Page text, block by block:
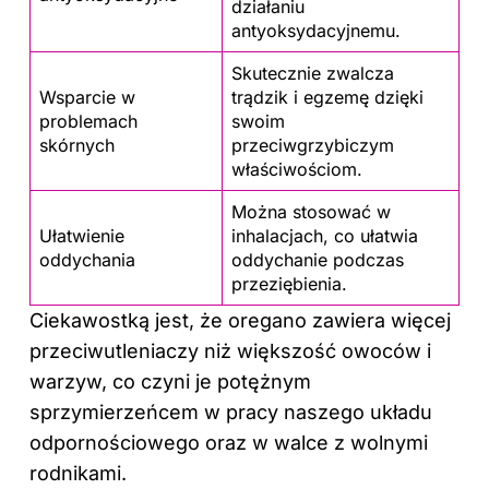
działaniu
antyoksydacyjnemu.
Wsparcie w
problemach
skórnych
Skutecznie zwalcza
trądzik i egzemę dzięki
swoim
przeciwgrzybiczym
właściwościom.
Ułatwienie
oddychania
Można stosować w
inhalacjach, co ułatwia
oddychanie podczas
przeziębienia.
Ciekawostką jest, że oregano zawiera więcej
przeciwutleniaczy niż większość owoców i
warzyw, co czyni je potężnym
sprzymierzeńcem w pracy naszego układu
odpornościowego oraz w walce z wolnymi
rodnikami.